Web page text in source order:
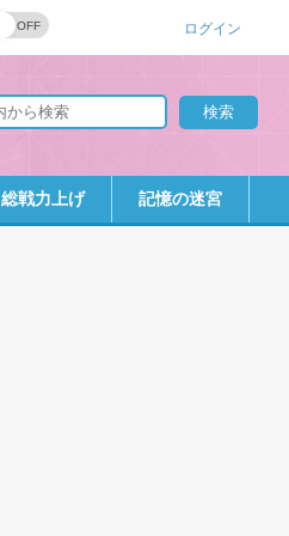
ログイン
総戦力上げ 記憶の迷宮